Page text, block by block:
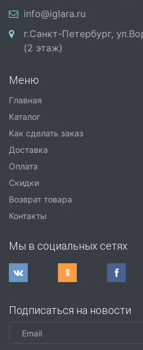
info@iglara.ru
г.Санкт-Петербург,
(2 этаж)
Меню
Главная
Каталог
Как сделать заказ
Доставка
Оплата
Скидки
Возврат товара
Контакты
Мы в социальных сетях
Подписаться на новости